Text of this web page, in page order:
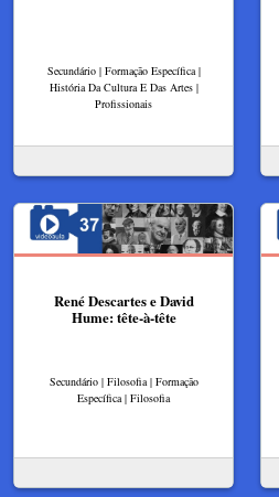
Secundário | Formação Específica |
História Da Cultura E Das Artes |
Profissionais
René Descartes e David
Hume: tête-à-tête
Secundário | Filosofia | Formação
Específica | Filosofia